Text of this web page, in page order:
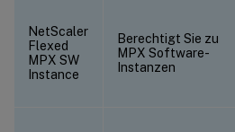
NetScaler
Flexed
MPX SW
Instance
Berechtigt Sie zu
MPX Software-
Instanzen